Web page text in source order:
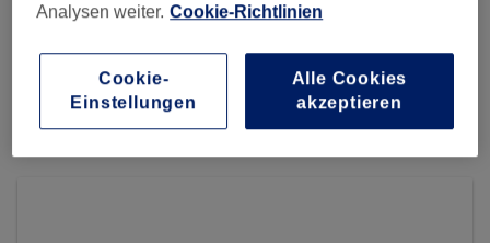
685 reviews
Schwabenstraße 4, 97078 Würzburg
Analysen weiter. Cookie-Richtlinien
Cookie-
Einstellungen
Alle Cookies
akzeptieren